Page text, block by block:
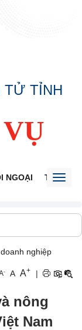
TỬ TỈNH
NGOẠI THÔNG
nghiệp
- A A+ |
nông
Nam